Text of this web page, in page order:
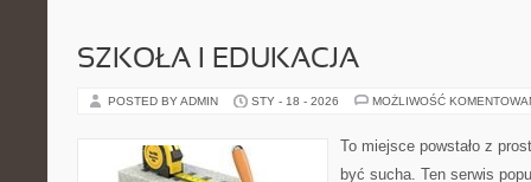
SZKOŁA I EDUKACJA
POSTED BY ADMIN STY - 18 - 2026 MOŻLIWOŚĆ
To miejsce powstało z
być sucha. Ten serwis